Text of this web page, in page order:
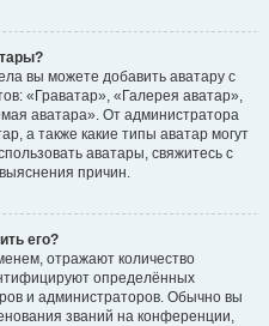
вы можете добавить аватару с
«Граватар», «Галерея аватар»,
аватара». От администратора
а также какие типы аватар могут
аватары, свяжитесь с
причин.
его?
отражают количество
определённых
и администраторов. Обычно вы
званий на конференции,